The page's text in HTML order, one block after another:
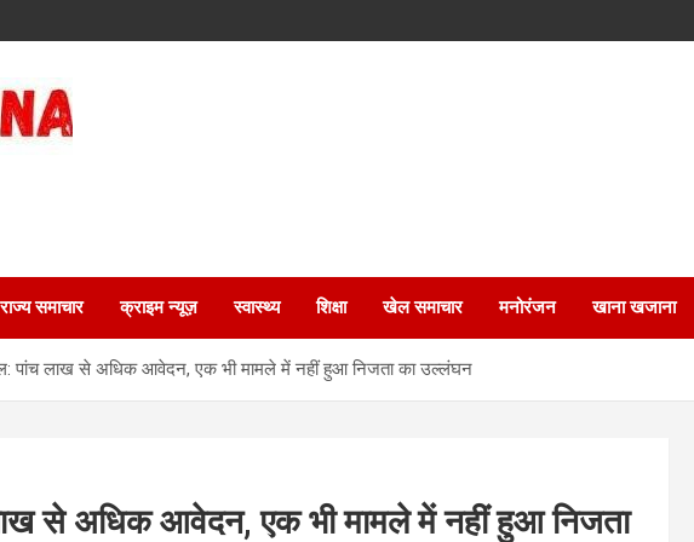
राज्य समाचार क्राइम न्यूज़ स्वास्थ्य शिक्षा खेल समाचार मनोरंजन खाना खजाना
पांच लाख से अधिक आवेदन, एक भी मामले में नहीं हुआ निजता का उल्लंघन
से अधिक आवेदन, एक भी मामले में नहीं हुआ निजता